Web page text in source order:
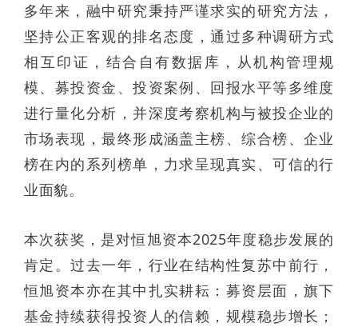
多年来，融中研究秉持严谨求实的研究方法，
坚持公正客观的排名态度，通过多种调研方式
相互印证，结合自有数据库，从机构管理规
模、募投资金、投资案例、回报水平等多维度
进行量化分析，并深度考察机构与被投企业的
市场表现，最终形成涵盖主榜、综合榜、企业
榜在内的系列榜单，力求呈现真实、可信的行
业面貌。
本次获奖，是对恒旭资本2025年度稳步发展的
肯定。过去一年，行业在结构性复苏中前行，
恒旭资本亦在其中扎实耕耘：募资层面，旗下
基金持续获得投资人的信赖，规模稳步增长；